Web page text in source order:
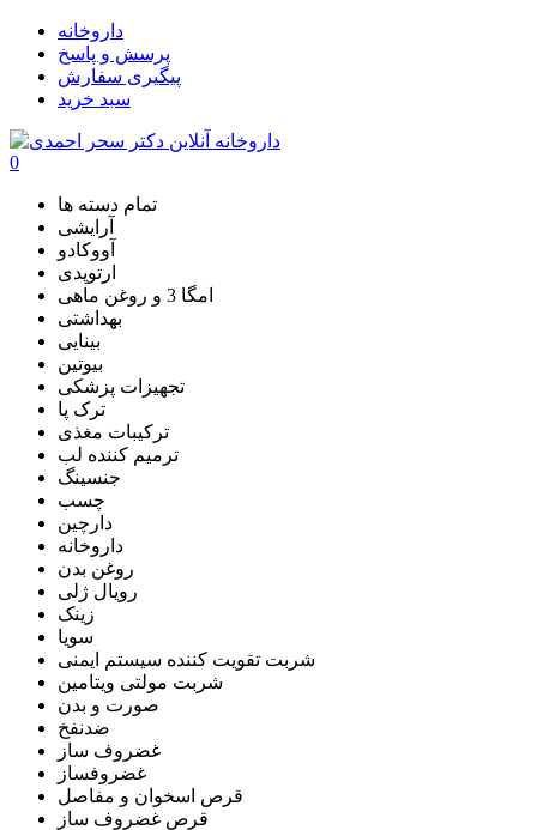
داروخانه
پرسش و پاسخ
پیگیری سفارش
سبد خرید
0
تمام دسته ها
آرایشی
آووکادو
ارتوپدی
امگا 3 و روغن ماهی
بهداشتی
بینایی
بیوتین
تجهیزات پزشکی
ترک پا
ترکیبات مغذی
ترمیم کننده لب
جنسینگ
چسب
دارچین
داروخانه
روغن بدن
رویال ژلی
زینک
سویا
شربت تقویت کننده سیستم ایمنی
شربت مولتی ویتامین
صورت و بدن
ضدنفخ
غضروف ساز
غضروفساز
قرص اسخوان و مفاصل
قرص غضروف ساز